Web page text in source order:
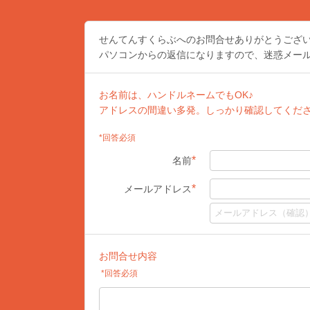
せんてんすくらぶへのお問合せありがとうござい
パソコンからの返信になりますので、迷惑メー
お名前は、ハンドルネームでもOK♪
アドレスの間違い多発。しっかり確認してくださ
*回答必須
名前*
メールアドレス*
お問合せ内容
*回答必須